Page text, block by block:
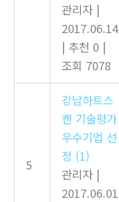
관리자 |
2017.06.14
| 추천 0 |
조회 7078
5
강남하트스
캔 기술평가
우수기업 선
정 (1)
관리자 |
2017.06.01